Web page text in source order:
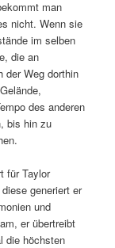
man
nicht. Wenn sie
im selben
die an
der Weg dorthin
des anderen
bis hin zu
für Taylor
generiert er
und
er übertreibt
die höchsten